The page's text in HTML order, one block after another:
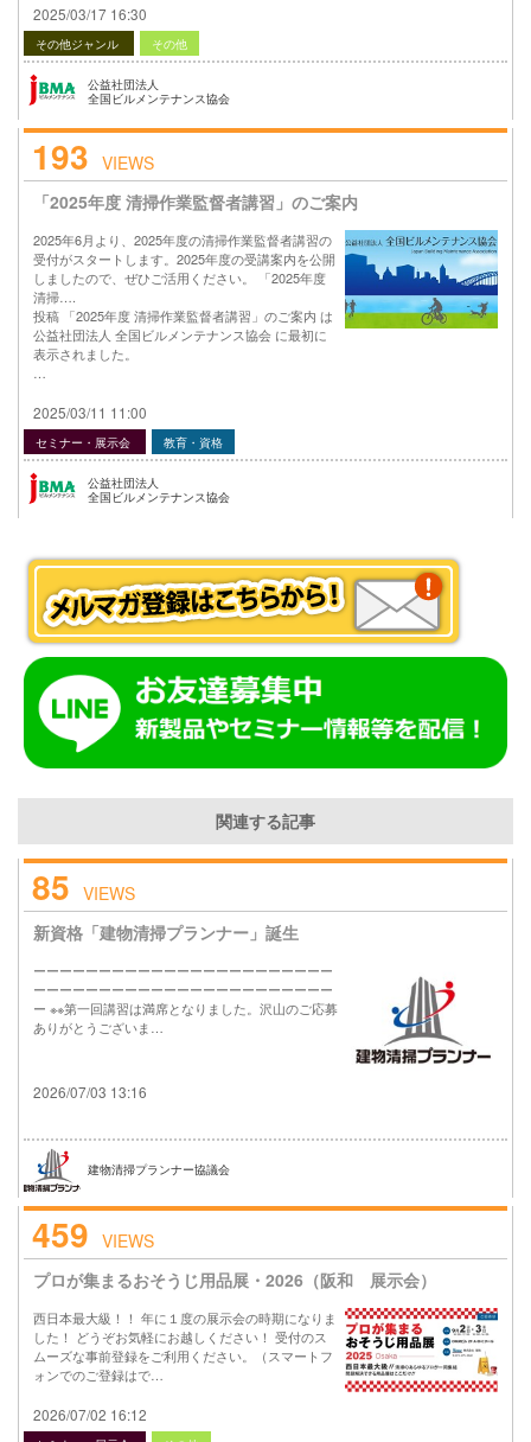
2025/03/17 16:30
その他ジャンル その他
公益社団法人
全国ビルメンテナンス協会
193 VIEWS
「2025年度 清掃作業監督者講習」のご案内
2025年6月より、2025年度の清掃作業監督者講習の
受付がスタートします。2025年度の受講案内を公開
しましたので、ぜひご活用ください。 「2025年度
清掃….
投稿 「2025年度 清掃作業監督者講習」のご案内 は
公益社団法人 全国ビルメンテナンス協会 に最初に
表示されました。
2025/03/11 11:00
セミナー・展示会 教育・資格
公益社団法人
全国ビルメンテナンス協会
関連する記事
85 VIEWS
新資格「建物清掃プランナー」誕生
ーーーーーーーーーーーーーーーーーーーーーーー
ーーーーーーーーーーーーーーーーーーーーーーー
ー ※※第一回講習は満席となりました。沢山のご応募
ありがとうございま…
2026/07/03 13:16
建物清掃プランナー協議会
459 VIEWS
プロが集まるおそうじ用品展・2026（阪和 展示会）
西日本最大級！！ 年に１度の展示会の時期になりま
した！ どうぞお気軽にお越しください！ 受付のス
ムーズな事前登録をご利用ください。（スマートフ
ォンでのご登録はで…
2026/07/02 16:12